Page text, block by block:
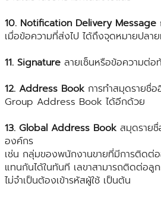
10. Notification Delivery Message
เมื่อข้อความที่ส่งไป ได้ถึงจุดหมายปลา
11. Signature ลายเซ็นหรือข้อความต่อ
12. Address Book การทำสมุดรายชื่อ
Group Address Book ได้อีกด้วย
13. Global Address Book สมุดราย
องค์กร
เช่น กลุ่มของพนักงานขายที่มีการติดต่อ
แทนกันได้ในทันที เลขาสามารถติดต่อลู
ไม่จำเป็นต้องเข้ารหัสผู้ใช้ เป็นต้น